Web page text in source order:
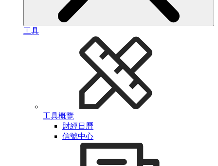
工具
工具概覽
財經日曆
信號中心